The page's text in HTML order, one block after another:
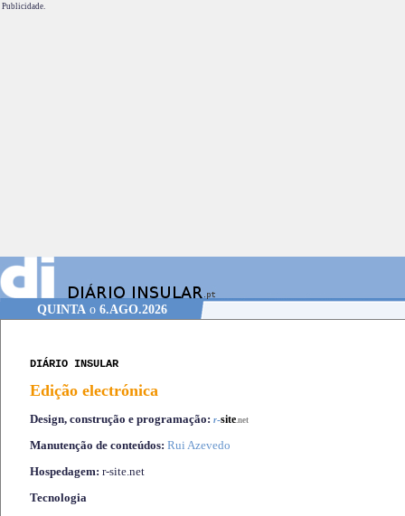
Publicidade.
QUINTAo 6.AGO.2026
DIÁRIO INSULAR
Edição electrónica
Design, construção e programação: r-site.net
Manutenção de conteúdos: Rui Azevedo
Hospedagem: r-site.net
Tecnologia